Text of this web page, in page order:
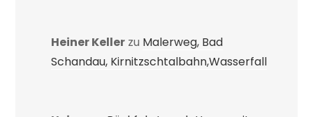
Heiner Keller zu Malerweg, Bad
Schandau, Kirnitzschtalbahn,Wasserfall